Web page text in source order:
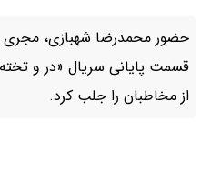
حضور محمدرضا شهبازی، مجری
قسمت پایانی سریال «در و
از مخاطبان را جلب کرد.